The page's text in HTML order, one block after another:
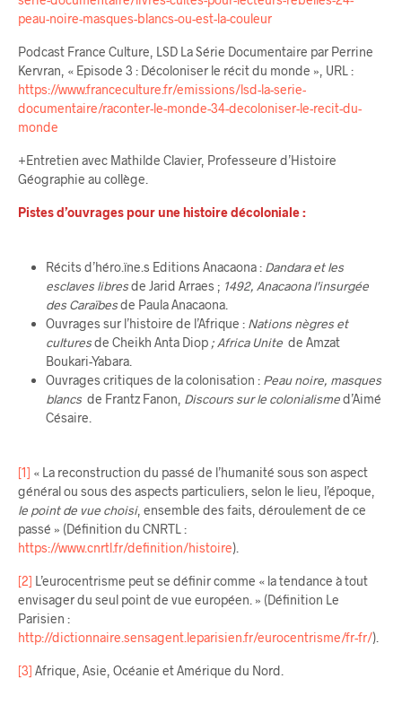
peau-noire-masques-blancs-ou-est-la-couleur
Podcast France Culture, LSD La Série Documentaire par Perrine
Kervran, « Episode 3 : Décoloniser le récit du monde », URL :
https://www.franceculture.fr/emissions/lsd-la-serie-
documentaire/raconter-le-monde-34-decoloniser-le-recit-du-
monde
+Entretien avec Mathilde Clavier, Professeure d’Histoire
Géographie au collège.
Pistes d’ouvrages pour une histoire décoloniale :
Récits d’héro.ïne.s Editions Anacaona : Dandara et les
esclaves libresde Jarid Arraes ; 1492, Anacaona l’insurgée
des Caraïbesde Paula Anacaona.
Ouvrages sur l’histoire de l’Afrique : Nations nègres et
culturesde Cheikh Anta Diop ; Africa Unitede Amzat
Boukari-Yabara.
Ouvrages critiques de la colonisation : Peau noire, masques
blancsde Frantz Fanon, Discours sur le colonialismed’Aimé
Césaire.
[1] « La reconstruction du passé de l’humanité sous son aspect
général ou sous des aspects particuliers, selon le lieu, l’époque,
le point de vue choisi, ensemble des faits, déroulement de ce
passé » (Définition du CNRTL :
https://www.cnrtl.fr/definition/histoire).
[2] L’eurocentrisme peut se définir comme « la tendance à tout
envisager du seul point de vue européen. » (Définition Le
Parisien :
http://dictionnaire.sensagent.leparisien.fr/eurocentrisme/fr-fr/).
[3] Afrique, Asie, Océanie et Amérique du Nord.